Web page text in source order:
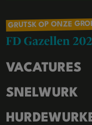
GRUTSK OP ONZE
VACATURES
SNELWURK